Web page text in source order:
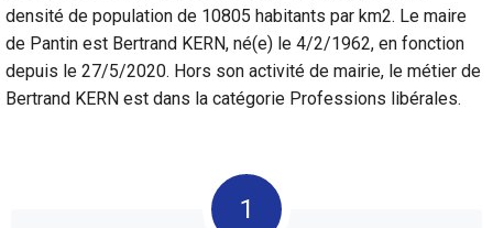
densité de population de 10805 habitants par km2. Le maire
de Pantin est Bertrand KERN, né(e) le 4/2/1962, en fonction
depuis le 27/5/2020. Hors son activité de mairie, le métier de
Bertrand KERN est dans la catégorie Professions libérales.